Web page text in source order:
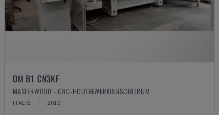
OM B1 CN3KF
MASTERWOOD - CNC-HOUTBEWERKINGSCENTRUM
ITALIË 2010